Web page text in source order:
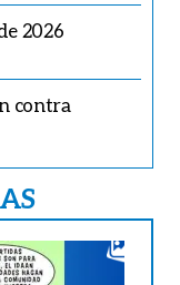
2026
contra